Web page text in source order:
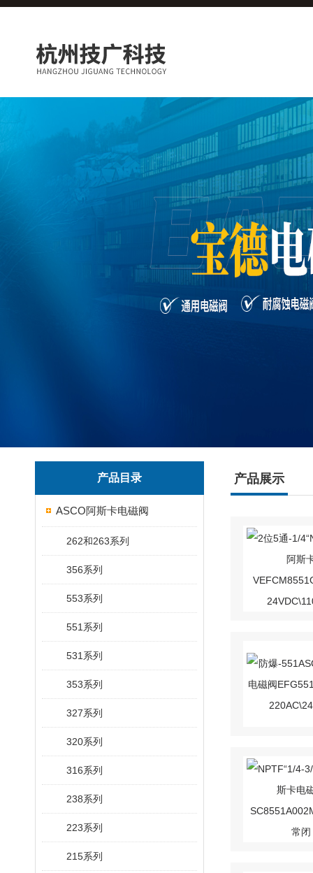
产品目录
ASCO阿斯卡电磁阀
262和263系列
356系列
553系列
551系列
531系列
353系列
327系列
320系列
316系列
238系列
223系列
215系列
产品展示